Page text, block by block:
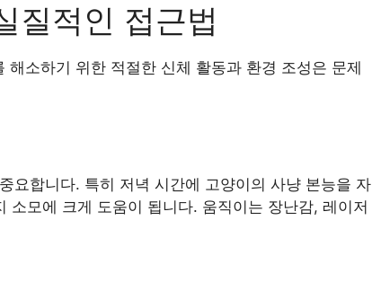
질적인 접근법
소하기 위한 적절한 신체 활동과 환경 조성은 문제
요합니다. 특히 저녁 시간에 고양이의 사냥 본능을 자
모에 크게 도움이 됩니다. 움직이는 장난감, 레이저